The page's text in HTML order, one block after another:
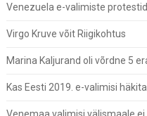
Venezuela e-valimiste protestid
Virgo Kruve võit Riigikohtus
Marina Kaljurand oli võrdne 5
Kas Eesti 2019. e-valimisi
Venemaa valimisi välismaale ei